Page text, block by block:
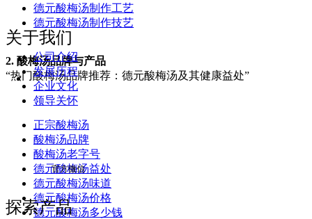
官方微信
德元酸梅汤制作工艺
德元酸梅汤制作技艺
2. 酸梅汤品牌与产品
“热门酸梅汤品牌推荐：德元酸梅汤及其健康益处”
正宗酸梅汤
酸梅汤品牌
酸梅汤老字号
德元酸梅汤益处
德元酸梅汤味道
德元酸梅汤价格
德元酸梅汤多少钱
关于我们
公司介绍
发展历程
企业文化
领导关怀
探索产品